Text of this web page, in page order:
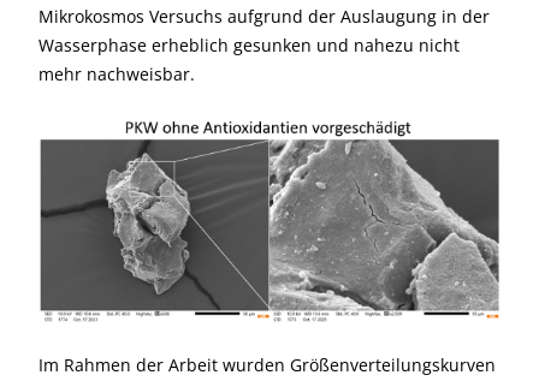
Mikrokosmos Versuchs aufgrund der Auslaugung in der
Wasserphase erheblich gesunken und nahezu nicht
mehr nachweisbar.
Im Rahmen der Arbeit wurden Größenverteilungskurven